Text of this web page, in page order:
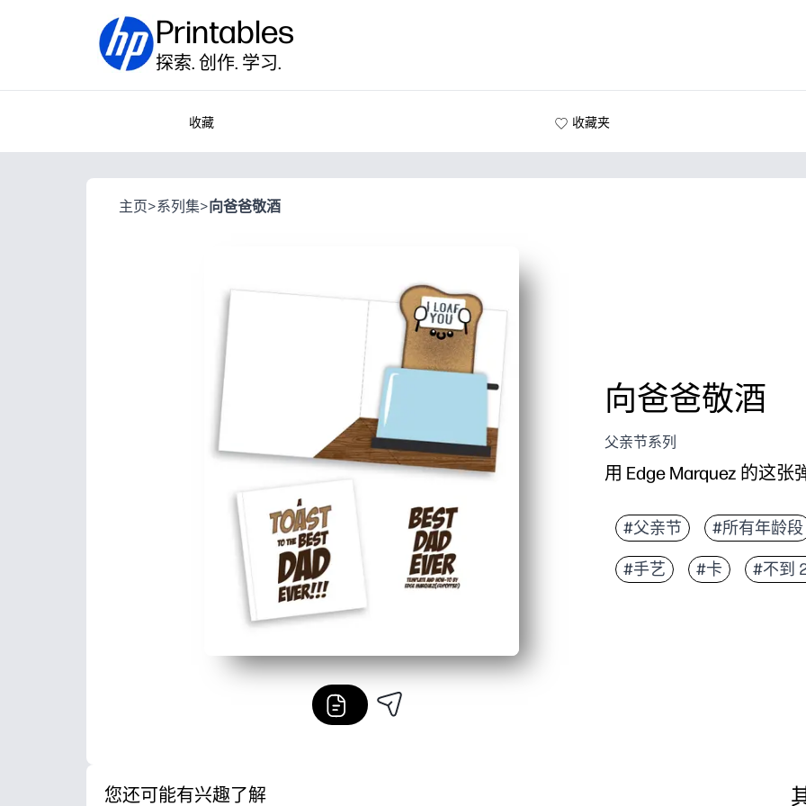
Printables
探索. 创作. 学习.
收藏 收藏夹
主页>系列集>向爸爸敬酒
向爸爸敬酒
父亲节系列
用 Edge Marquez 的这
#父亲节 #所有年龄段
#手艺 #卡 #不到
您还可能有兴趣了解